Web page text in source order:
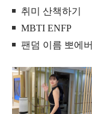
취미 산책하기
MBTI ENFP
팬덤 이름 뽀에버